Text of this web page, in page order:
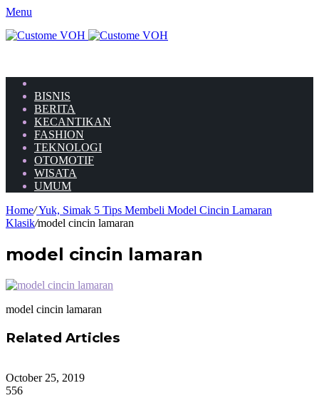
Menu
BISNIS
BERITA
KECANTIKAN
FASHION
TEKNOLOGI
OTOMOTIF
WISATA
UMUM
Home/Yuk, Simak 5 Tips Membeli Model Cincin Lamaran
Klasik/model cincin lamaran
model cincin lamaran
model cincin lamaran
Related Articles
October 25, 2019
556